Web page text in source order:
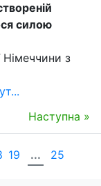
силою
Німеччини з
Наступна »
19 ... 25